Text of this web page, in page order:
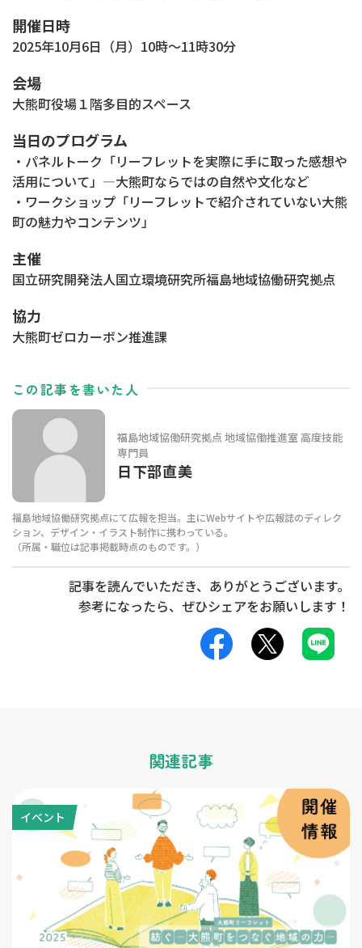
開催日時
2025年10月6日（月）10時～11時30分
会場
大熊町役場１階多目的スペース
当日のプログラム
・パネルトーク「リーフレットを実際に手に取った感想や
活用について」—大熊町ならではの自然や文化など
・ワークショップ「リーフレットで紹介されていない大熊
町の魅力やコンテンツ」
主催
国立研究開発法人国立環境研究所福島地域協働研究拠点
協力
大熊町ゼロカーボン推進課
この記事を書いた人
日下部直美
福島地域協働研究拠点 地域協働推進室 高度技能
専門員
福島地域協働研究拠点にて広報を担当。主にWebサイトや広報誌のディレク
ション、デザイン・イラスト制作に携わっている。
（所属・職位は記事掲載時点のものです。）
記事を読んでいただき、ありがとうございます。
参考になったら、ぜひシェアをお願いします！
関連記事
イベント